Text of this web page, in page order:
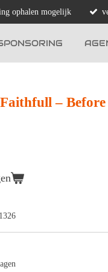
ophalen mogelijk
– Before